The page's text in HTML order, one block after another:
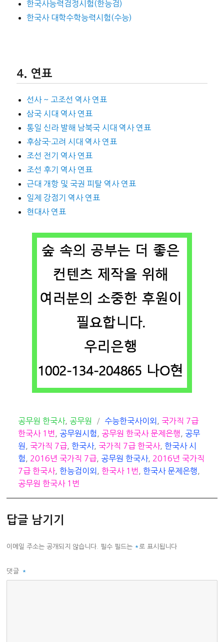
한국사능력검정시험(한능검)
한국사 대학수학능력시험(수능)
연표
선사 ~ 고조선 역사 연표
삼국 시대 역사 연표
통일 신라 발해 남북국 시대 역사 연표
후삼국·고려 시대 역사 연표
조선 전기 역사 연표
조선 후기 역사 연표
근대 개항 및 국권 피탈 역사 연표
일제 강점기 역사 연표
현대사 연표
카
테
고
리
공무원 한국사, 공무원
태
그
수능한국사이외
국가직 7급
한국사 1번
공무원시험 공무원 한국사 문제은행
공무
원
국가직 7급 ,한국사, 국가직 7급 한국사,한국사 시
험
2016년 국가직 7급 공무원 한국사, 2016년 국가직
7급 한국사,한능검이외 ,한국사 1번 ,한국사 문제은행
공무원 한국사 1번
답글 남기기
이메일 주소는 공개되지 않습니다. 필수 필드는 *로 표시됩니다
댓글 *